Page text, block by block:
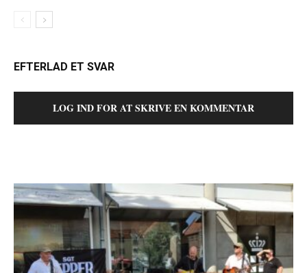
EFTERLAD ET SVAR
LOG IND FOR AT SKRIVE EN KOMMENTAR